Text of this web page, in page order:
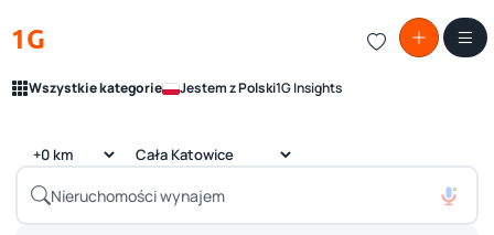
1G
Wszystkie kategorie Jestem z Polski1G Insights